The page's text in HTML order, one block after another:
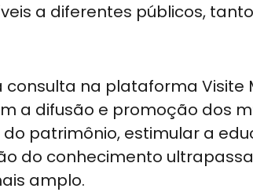
a diferentes públicos,
na plataforma Visite
a difusão e promoção dos
patrimônio, estimular a
do conhecimento
amplo.